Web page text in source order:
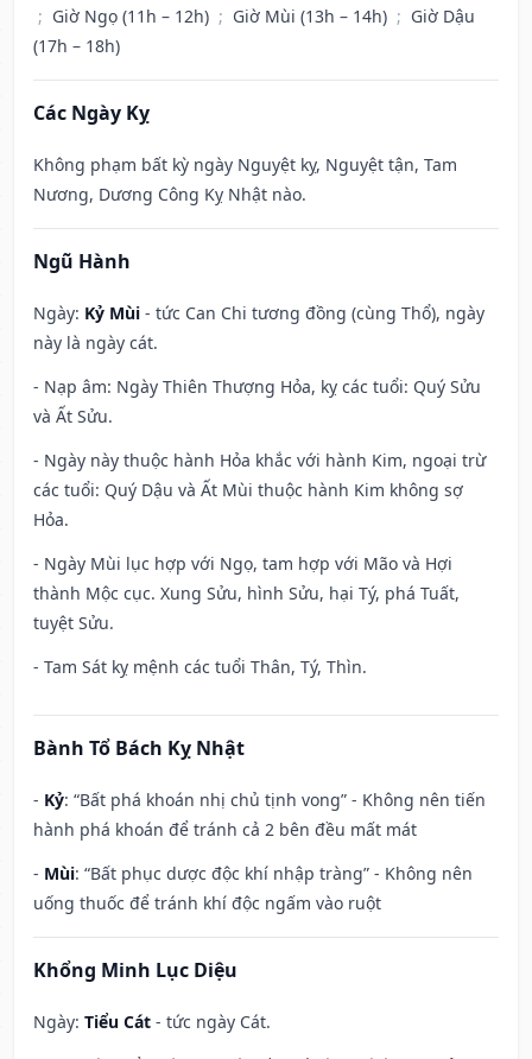
; Giờ Ngọ (11h – 12h) ; Giờ Mùi (13h – 14h) ; Giờ Dậu
(17h – 18h)
Các Ngày Kỵ
Không phạm bất kỳ ngày Nguyệt kỵ, Nguyệt tận, Tam
Nương, Dương Công Kỵ Nhật nào.
Ngũ Hành
Ngày: Kỷ Mùi - tức Can Chi tương đồng (cùng Thổ), ngày
này là ngày cát.
- Nạp âm: Ngày Thiên Thượng Hỏa, kỵ các tuổi: Quý Sửu
và Ất Sửu.
- Ngày này thuộc hành Hỏa khắc với hành Kim, ngoại trừ
các tuổi: Quý Dậu và Ất Mùi thuộc hành Kim không sợ
Hỏa.
- Ngày Mùi lục hợp với Ngọ, tam hợp với Mão và Hợi
thành Mộc cục. Xung Sửu, hình Sửu, hại Tý, phá Tuất,
tuyệt Sửu.
- Tam Sát kỵ mệnh các tuổi Thân, Tý, Thìn.
Bành Tổ Bách Kỵ Nhật
- Kỷ: “Bất phá khoán nhị chủ tịnh vong” - Không nên tiến
hành phá khoán để tránh cả 2 bên đều mất mát
- Mùi: “Bất phục dược độc khí nhập tràng” - Không nên
uống thuốc để tránh khí độc ngấm vào ruột
Khổng Minh Lục Diệu
Ngày: Tiểu Cát - tức ngày Cát.